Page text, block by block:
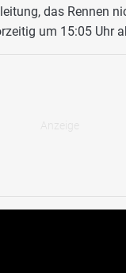
das Rennen
um 15:05 Uhr